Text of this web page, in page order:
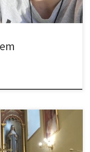
Roku Liturgicznego.